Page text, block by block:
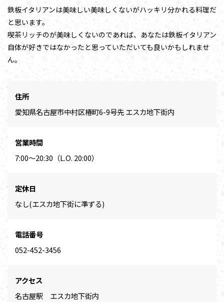
鉄板イタリアンは美味しい美味しくないがハッキリ分かれる料理だ
と思います。
喫茶リッチのが美味しくないのであれば、あなたは鉄板イタリアン
自体が好きではなかったと思っていただいても良いかもしれませ
ん。
住所
愛知県名古屋市中村区椿町6-9号先 エスカ地下街内
営業時間
7:00～20:30（L.O. 20:00）
定休日
なし(エスカ地下街に準ずる)
電話番号
052-452-3456
アクセス
名古屋駅 エスカ地下街内